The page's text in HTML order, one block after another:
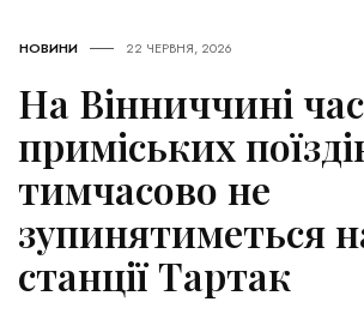
НОВИНИ 22 ЧЕРВНЯ, 2026
На Вінниччині
приміських
тимчасово не
зупинятиметься
станції Тартак